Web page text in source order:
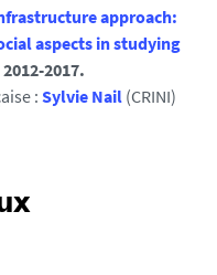
approach:
aspects in studying
2012-2017.
: Sylvie Nail (CRINI)